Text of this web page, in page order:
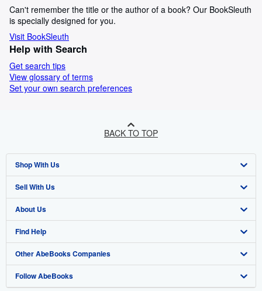
Can't remember the title or the author of a book? Our BookSleuth
is specially designed for you.
Visit BookSleuth
Help with Search
Get search tips
View glossary of terms
Set your own search preferences
BACK TO TOP
Shop With Us
Advanced Search
Browse Collections
My Account
My Orders
View Basket
Sell With Us
Start Selling
Join Our Affiliate Programme
Book Buyback
Refer a seller
About Us
About AbeBooks
Media
Careers
Find Help
Help
Customer Service
Other AbeBooks Companies
AbeBooks.com
Follow AbeBooks